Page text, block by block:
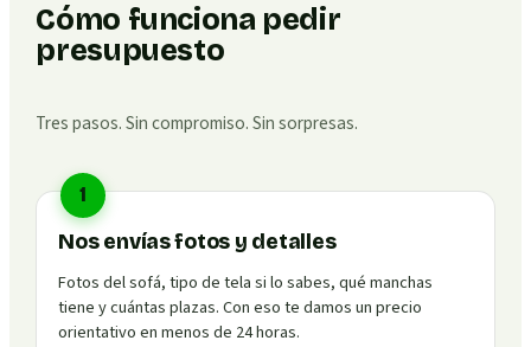
Cómo funciona pedir
presupuesto
Tres pasos. Sin compromiso. Sin sorpresas.
1
Nos envías fotos y detalles
Fotos del sofá, tipo de tela si lo sabes, qué manchas
tiene y cuántas plazas. Con eso te damos un precio
orientativo en menos de 24 horas.